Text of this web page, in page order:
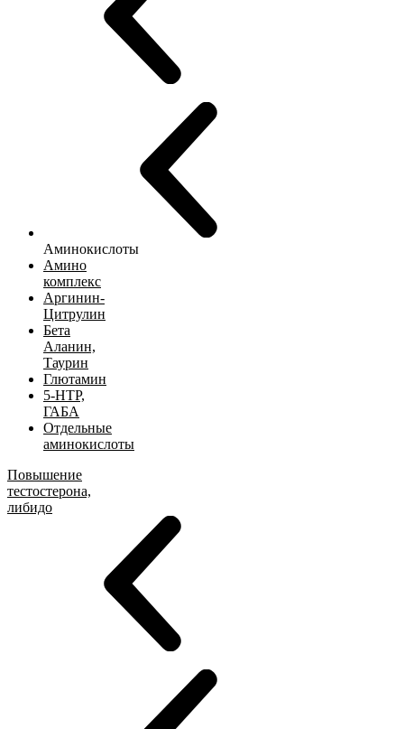
Аминокислоты
Амино
комплекс
Аргинин-
Цитрулин
Бета
Аланин,
Таурин
Глютамин
5-HTP,
ГАБА
Отдельные
аминокислоты
Повышение
тестостерона,
либидо